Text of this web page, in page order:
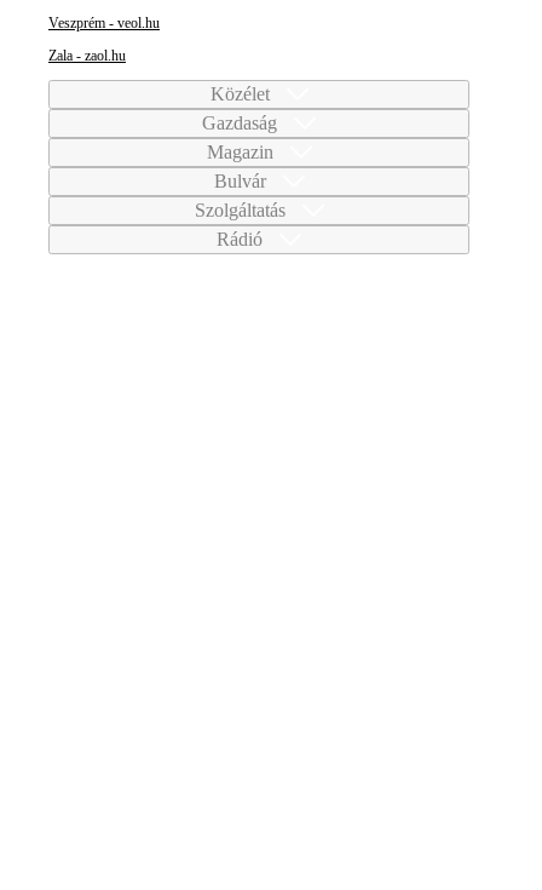
Veszprém - veol.hu
Zala - zaol.hu
Közélet
Gazdaság
Magazin
Bulvár
Szolgáltatás
Rádió